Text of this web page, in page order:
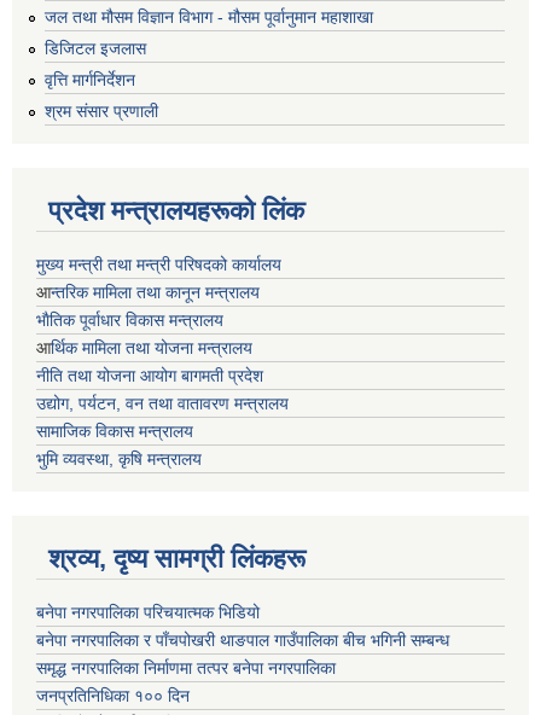
जल तथा मौसम विज्ञान विभाग - मौसम पूर्वानुमान महाशाखा
डिजिटल इजलास
वृत्ति मार्गनिर्देशन
श्रम संसार प्रणाली
प्रदेश मन्त्रालयहरूको लिंक
मुख्य मन्त्री तथा मन्त्री परिषदको कार्यालय
आन्तरिक मामिला तथा कानून मन्त्रालय
भाैतिक पूर्वाधार विकास मन्त्रालय
आर्थिक मामिला तथा योजना मन्त्रालय
नीति तथा योजना आयोग बागमती प्रदेश
उद्योग, पर्यटन, वन तथा वातावरण मन्त्रालय
सामाजिक विकास मन्त्रालय
भुमि व्यवस्था, कृषि मन्त्रालय
श्रव्य, दृष्य सामग्री लिंकहरू
बनेपा नगरपालिका परिचयात्मक भिडियो
बनेपा नगरपालिका र पाँचपोखरी थाङपाल गाउँपालिका बीच भगिनी सम्बन्ध
समृद्ध नगरपालिका निर्माणमा तत्पर बनेपा नगरपालिका
जनप्रतिनिधिका १०० दिन